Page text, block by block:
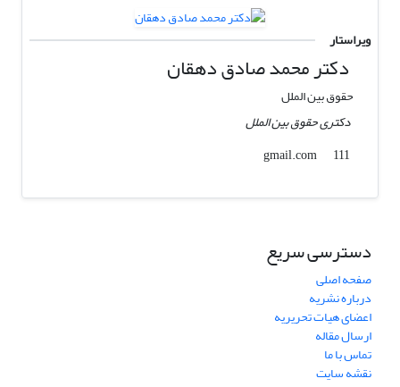
ویراستار
دکتر محمد صادق دهقان
حقوق بین الملل
دکتری حقوق بین الملل
gmail.com
دسترسی سریع
صفحه اصلی
درباره نشریه
اعضای هیات تحریریه
ارسال مقاله
تماس با ما
نقشه سایت